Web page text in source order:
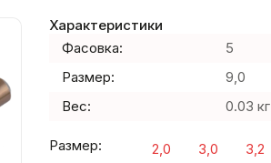
Характеристики
Фасовка:
5
Размер:
9,0
Вес:
0.03 кг
Размер: 2,0 3,0 3,2